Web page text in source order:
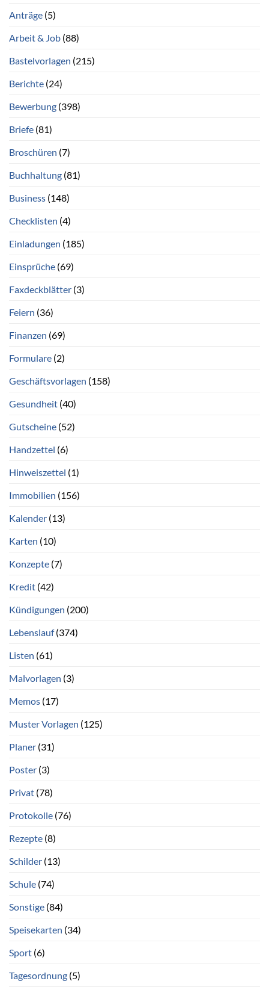
Anträge (5)
Arbeit & Job (88)
Bastelvorlagen (215)
Berichte (24)
Bewerbung (398)
Briefe (81)
Broschüren (7)
Buchhaltung (81)
Business (148)
Checklisten (4)
Einladungen (185)
Einsprüche (69)
Faxdeckblätter (3)
Feiern (36)
Finanzen (69)
Formulare (2)
Geschäftsvorlagen (158)
Gesundheit (40)
Gutscheine (52)
Handzettel (6)
Hinweiszettel (1)
Immobilien (156)
Kalender (13)
Karten (10)
Konzepte (7)
Kredit (42)
Kündigungen (200)
Lebenslauf(374)
Listen (61)
Malvorlagen (3)
Memos (17)
Muster Vorlagen (125)
Planer (31)
Poster (3)
Privat (78)
Protokolle (76)
Rezepte (8)
Schilder (13)
Schule (74)
Sonstige (84)
Speisekarten (34)
Sport (6)
Tagesordnung (5)